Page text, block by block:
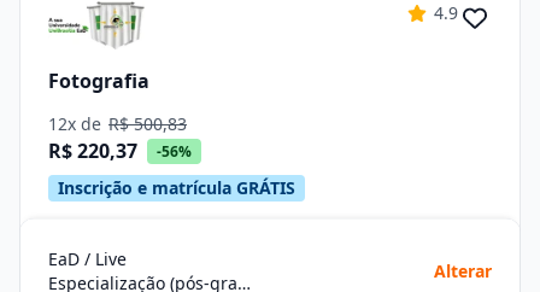
4.9
Fotografia
12x de R$ 500,83
R$ 220,37 -56%
Inscrição e matrícula GRÁTIS
EaD / Live
Especialização (pós-graduação)
Alterar